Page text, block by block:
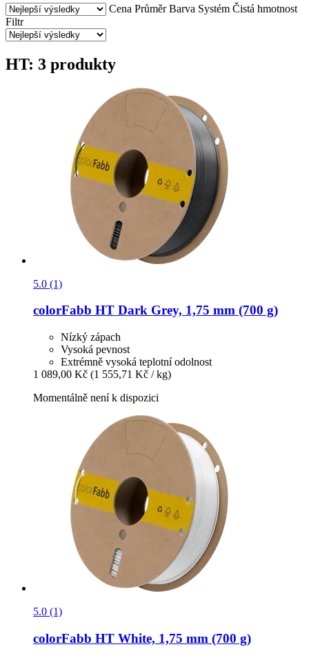
Cena Průměr Barva Systém Čistá hmotnost
Filtr
HT: 3 produkty
5.0 (1)
colorFabb HT Dark Grey, 1,75 mm (700 g)
Nízký zápach
Vysoká pevnost
Extrémně vysoká teplotní odolnost
1 089,00 Kč (1 555,71 Kč / kg)
Momentálně není k dispozici
5.0 (1)
colorFabb HT White, 1,75 mm (700 g)